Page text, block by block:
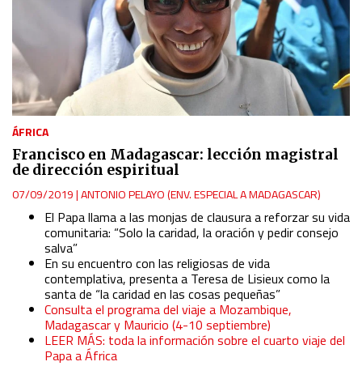
ÁFRICA
Francisco en Madagascar: lección magistral
de dirección espiritual
07/09/2019|ANTONIO PELAYO (ENV. ESPECIAL A MADAGASCAR)
El Papa llama a las monjas de clausura a reforzar su vida
comunitaria: “Solo la caridad, la oración y pedir consejo
salva”
En su encuentro con las religiosas de vida
contemplativa, presenta a Teresa de Lisieux como la
santa de “la caridad en las cosas pequeñas”
Consulta el programa del viaje a Mozambique,
Madagascar y Mauricio (4-10 septiembre)
LEER MÁS: toda la información sobre el cuarto viaje del
Papa a África